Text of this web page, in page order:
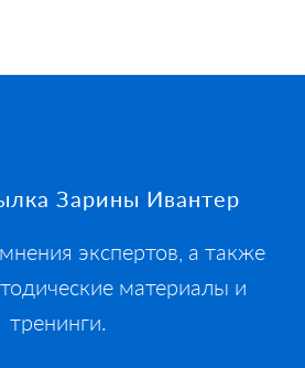
Зарины Ивантер
экспертов, а также
материалы и
тренинги.